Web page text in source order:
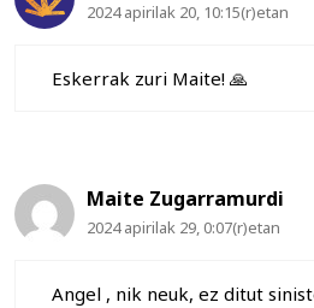
2024 apirilak 20, 10:15(r)etan
Eskerrak zuri Maite! 🙏
Maite Zugarramurdi
2024 apirilak 29, 0:07(r)etan
Angel , nik neuk, ez ditut